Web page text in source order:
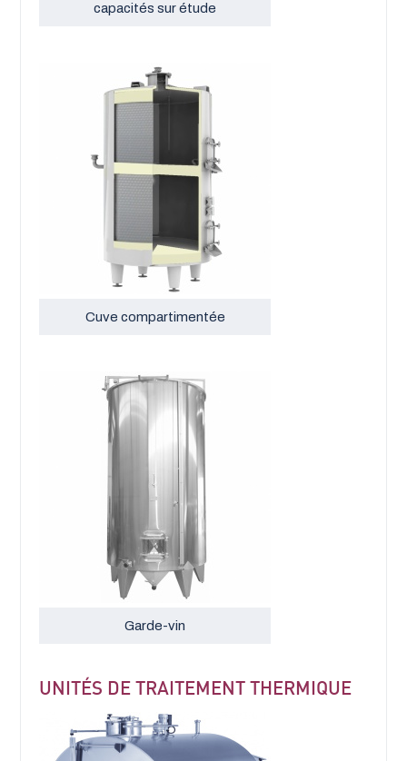
capacités sur étude
Cuve compartimentée
Garde-vin
UNITÉS DE TRAITEMENT THERMIQUE